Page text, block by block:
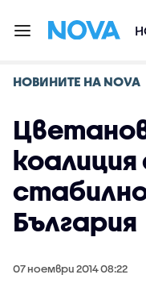
НОВИНИТЕ НА NOVA
коалиция
България
07 ноември 2014 08:22